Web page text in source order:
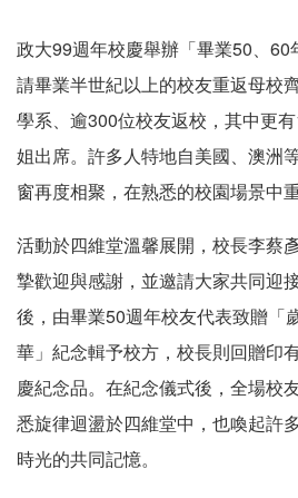
政大99週年校慶舉辦「畢業50、60
請畢業半世紀以上的校友重返母校
學系、逾300位校友返校，其中更
姐出席。許多人特地自美國、澳洲
窗再度相聚，在熟悉的校園場景中
活動於四維堂溫馨展開，校長李蔡
摯歡迎與感謝，並邀請大家共同迎
後，由畢業50週年校友代表致贈「
華」紀念輯予校方，校長則回贈印
慶紀念品。在紀念儀式後，全場校
悉旋律迴盪於四維堂中，也喚起許
時光的共同記憶。